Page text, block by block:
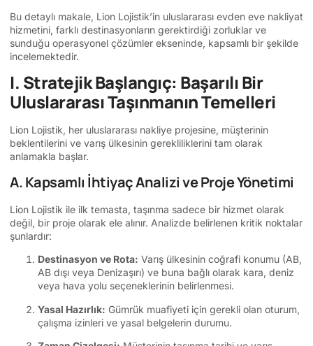
Bu detaylı makale, Lion Lojistik’in uluslararası evden eve nakliyat
hizmetini, farklı destinasyonların gerektirdiği zorluklar ve
sunduğu operasyonel çözümler ekseninde, kapsamlı bir şekilde
incelemektedir.
I. Stratejik Başlangıç: Başarılı Bir
Uluslararası Taşınmanın Temelleri
Lion Lojistik, her uluslararası nakliye projesine, müşterinin
beklentilerini ve varış ülkesinin gerekliliklerini tam olarak
anlamakla başlar.
A. Kapsamlı İhtiyaç Analizi ve Proje Yönetimi
Lion Lojistik ile ilk temasta, taşınma sadece bir hizmet olarak
değil, bir proje olarak ele alınır. Analizde belirlenen kritik noktalar
şunlardır:
Destinasyon ve Rota: Varış ülkesinin coğrafi konumu (AB,
AB dışı veya Denizaşırı) ve buna bağlı olarak kara, deniz
veya hava yolu seçeneklerinin belirlenmesi.
Yasal Hazırlık: Gümrük muafiyeti için gerekli olan oturum,
çalışma izinleri ve yasal belgelerin durumu.